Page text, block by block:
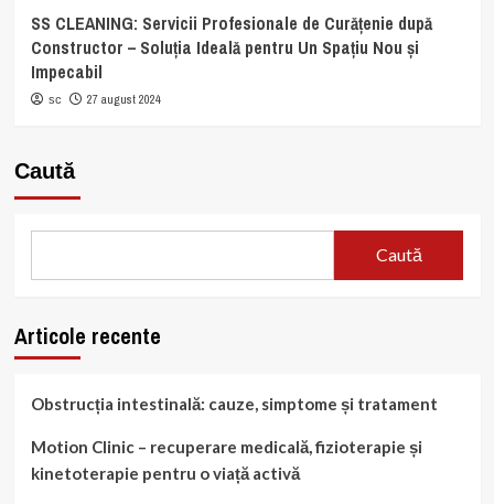
SS CLEANING: Servicii Profesionale de Curățenie după
Constructor – Soluția Ideală pentru Un Spațiu Nou și
Impecabil
sc 27 august 2024
Caută
Caută
Articole recente
Obstrucția intestinală: cauze, simptome și tratament
Motion Clinic – recuperare medicală, fizioterapie și
kinetoterapie pentru o viață activă